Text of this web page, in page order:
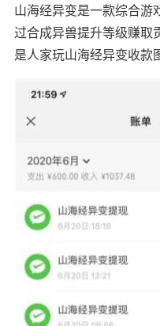
山海经异变是一款综合游
过合成异兽提升等级赚取
是人家玩山海经异变收款